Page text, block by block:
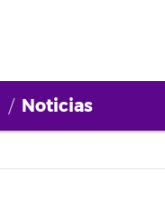
Noticias